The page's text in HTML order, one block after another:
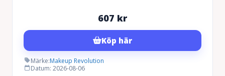
607 kr
Köp här
Märke:Makeup Revolution
Datum: 2026-08-06